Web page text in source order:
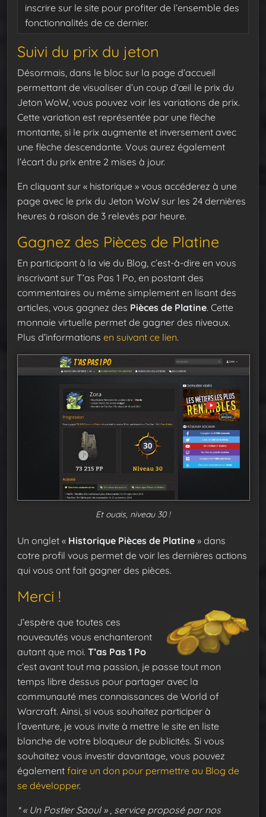
inscrire sur le site pour profiter de l’ensemble des
fonctionnalités de ce dernier.
Suivi du prix du jeton
Désormais, dans le bloc sur la page d’accueil
permettant de visualiser d’un coup d’œil le prix du
Jeton WoW, vous pouvez voir les variations de prix.
Cette variation est représentée par une flèche
montante, si le prix augmente et inversement avec
une flèche descendante. Vous aurez également
l’écart du prix entre 2 mises à jour.
En cliquant sur « historique » vous accéderez à une
page avec le prix du Jeton WoW sur les 24 dernières
heures à raison de 3 relevés par heure.
Gagnez des Pièces de Platine
En participant à la vie du Blog, c’est-à-dire en vous
inscrivant sur T’as Pas 1 Po, en postant des
commentaires ou même simplement en lisant des
articles, vous gagnez des Pièces de Platine. Cette
monnaie virtuelle permet de gagner des niveaux.
Plus d’informations en suivant ce lien.
Et ouais, niveau 30 !
Un onglet « Historique Pièces de Platine » dans
cotre profil vous permet de voir les dernières actions
qui vous ont fait gagner des pièces.
Merci !
J’espère que toutes ces
nouveautés vous enchanteront
autant que moi. T’as Pas 1 Po
c’est avant tout ma passion, je passe tout mon
temps libre dessus pour partager avec la
communauté mes connaissances de World of
Warcraft. Ainsi, si vous souhaitez participer à
l’aventure, je vous invite à mettre le site en liste
blanche de votre bloqueur de publicités. Si vous
souhaitez vous investir davantage, vous pouvez
également faire un don pour permettre au Blog de
se développer.
* « Un Postier Saoul » , service proposé par nos